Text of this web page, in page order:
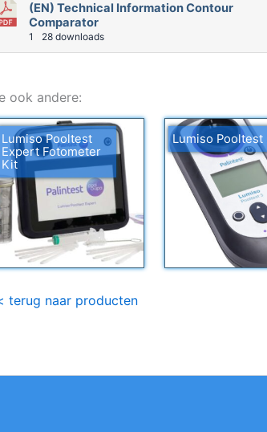
(EN) Technical Information Contour
Comparator
1 28 downloads
ook andere:
Lumiso Pooltest
Expert Fotometer
Kit
Lumiso Pooltest
terug naar producten